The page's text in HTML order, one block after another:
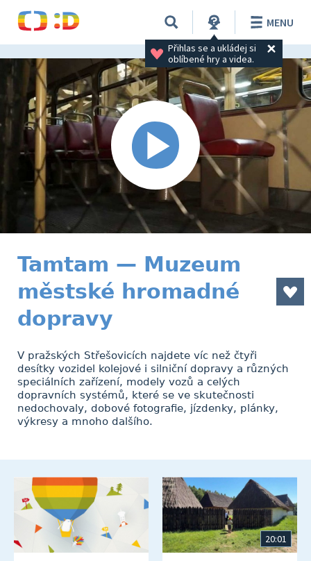
Přihlas se a ukládej si
oblíbené hry a videa.
MENU
Tamtam — Muzeum
městské hromadné
dopravy
V pražských Střešovicích najdete víc než čtyři
desítky vozidel kolejové i silniční dopravy a různých
speciálních zařízení, modely vozů a celých
dopravních systémů, které se ve skutečnosti
nedochovaly, dobové fotografie, jízdenky, plánky,
výkresy a mnoho dalšího.
20:01